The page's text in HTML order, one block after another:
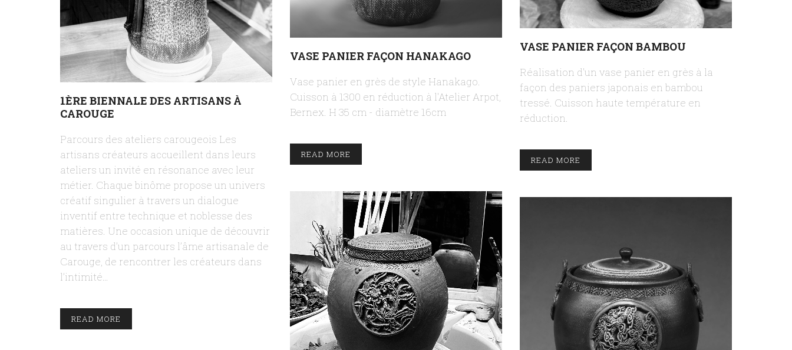
1ÈRE BIENNALE DES ARTISANS À
CAROUGE
Parcours des ateliers carougeois Les
artisans créateurs accueillent dans leurs
ateliers un invité en résonance avec leur
métier. Chaque binôme propose un univers
créatif singulier à travers un dialogue
inventif entre technique et noblesse des
matières. Une occasion unique de découvrir
au travers d’un parcours l’âme artisanale de
Carouge, de rencontrer les créateurs dans
l’intimité…
READ MORE
VASE PANIER FAÇON HANAKAGO
Vase panier en grès de style Hanakago.
Cuisson à 1300 en réduction à l'Atelier Arpot,
Bernex. H 35 cm - diamètre 16cm
READ MORE
VASE PANIER FAÇON BAMBOU
Réalisation d'un vase panier en grès à la
façon des paniers japonais en bambou
tressé. Cuisson haute température en
réduction.
READ MORE